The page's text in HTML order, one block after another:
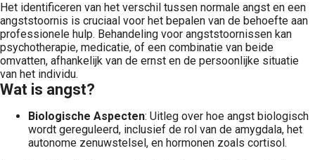
Het identificeren van het verschil tussen normale angst en een
angststoornis is cruciaal voor het bepalen van de behoefte aan
professionele hulp. Behandeling voor angststoornissen kan
psychotherapie, medicatie, of een combinatie van beide
omvatten, afhankelijk van de ernst en de persoonlijke situatie
van het individu.
Wat is angst?
Biologische Aspecten: Uitleg over hoe angst biologisch
wordt gereguleerd, inclusief de rol van de amygdala, het
autonome zenuwstelsel, en hormonen zoals cortisol.